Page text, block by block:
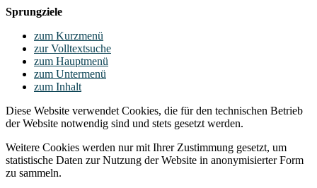
Sprungziele
zum Kurzmenü
zur Volltextsuche
zum Hauptmenü
zum Untermenü
zum Inhalt
Diese Website verwendet Cookies, die für den technischen Betrieb
der Website notwendig sind und stets gesetzt werden.
Weitere Cookies werden nur mit Ihrer Zustimmung gesetzt, um
statistische Daten zur Nutzung der Website in anonymisierter Form
zu sammeln.